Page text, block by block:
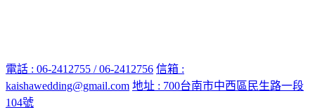
電話 : 06-2412755 / 06-2412756 信箱 :
kaishawedding@gmail.com 地址 : 700台南市中西區民生路一段
104號